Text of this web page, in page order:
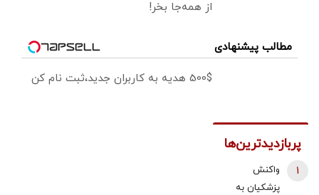
از همه‌جا بخر!
مطالب پیشنهادی
500$ هدیه به کاربران جدید،ثبت نام کن
پربازدیدترین‌ها
واکنش
پزشکیان به
1